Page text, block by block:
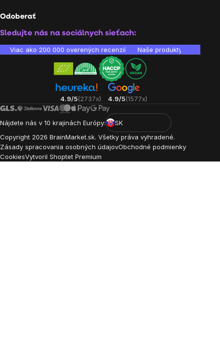
Odoberať
Sledujte nás na sociálnych sieťach:
Viac ako 200 000 overených recenzií Naše produkty sú
4.9/5(2737x) 4.9/5(1577x)
Nájdete nás v 10 krajinách Európy:
SK
Copyright 2026 BrainMarket.sk. Všetky práva vyhradené.
Zásady spracovania osobných údajovObchodné podmienky
CookiesVytvoril Shoptet Premium